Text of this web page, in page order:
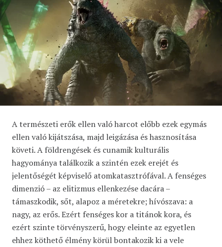
A természeti erők ellen való harcot előbb ezek egymás
ellen való kijátszása, majd leigázása és hasznosítása
követi. A földrengések és cunamik kulturális
hagyománya találkozik a szintén ezek erejét és
jelentőségét képviselő atomkatasztrófával. A fenséges
dimenzió – az elitizmus ellenkezése dacára –
támaszkodik, sőt, alapoz a méretekre; hívószava: a
nagy, az erős. Ezért fenséges kor a titánok kora, és
ezért szinte törvényszerű, hogy eleinte az egyetlen
ehhez köthető élmény körül bontakozik ki a vele